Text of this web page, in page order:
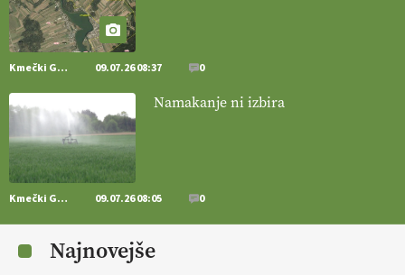
https://t.co/dDwsipE645
[EKOloško = LOGIČNO ] Mulčer
– naravna pot do zdravih tal
. VEČ
https://t.co/J7RkeaYpYu @EUAgri #IMCAP #CAP
https://t.co/RVG0FzcQN6
https://t.co/K0USFPJ5fJ @EUAgri #IMCAP #CAP
https://t.co/vcHhoOixHy
Kmečki Glas 09.07.26 08:37 0
Namakanje ni izbira
Kmečki Glas 09.07.26 08:05 0
Najnovejše